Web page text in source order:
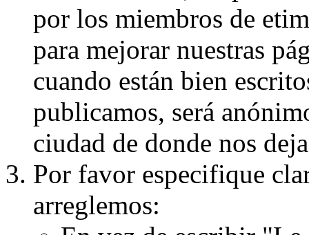
por los miembros de
para mejorar nuestras
cuando están bien
publicamos, será
ciudad de donde nos
Por favor especifique
arreglemos: